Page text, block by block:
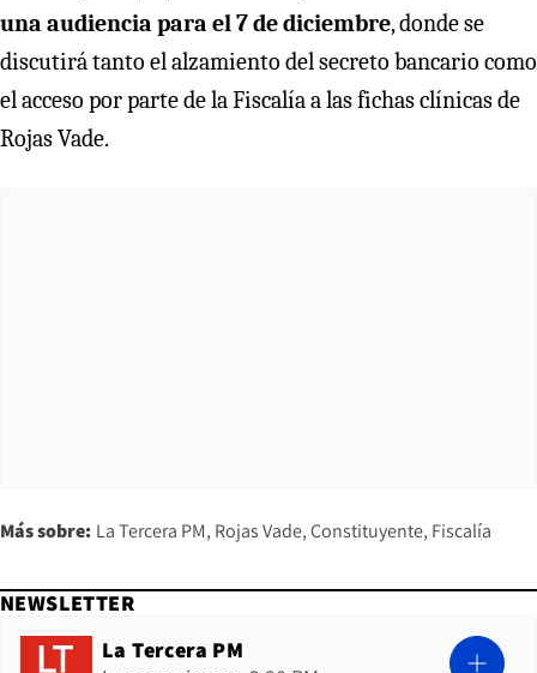
una audiencia para el 7 de diciembre, donde se
discutirá tanto el alzamiento del secreto bancario como
el acceso por parte de la Fiscalía a las fichas clínicas de
Rojas Vade.
Más sobre: La Tercera PM Rojas Vade Constituyente Fiscalía
NEWSLETTER
La Tercera PM